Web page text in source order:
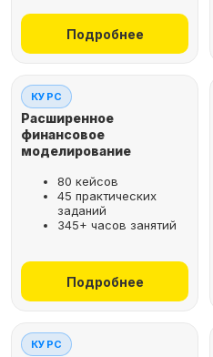
Подробнее
КУРС
Расширенное
финансовое
моделирование
80 кейсов
45 практических
заданий
345+ часов занятий
Подробнее
КУРС